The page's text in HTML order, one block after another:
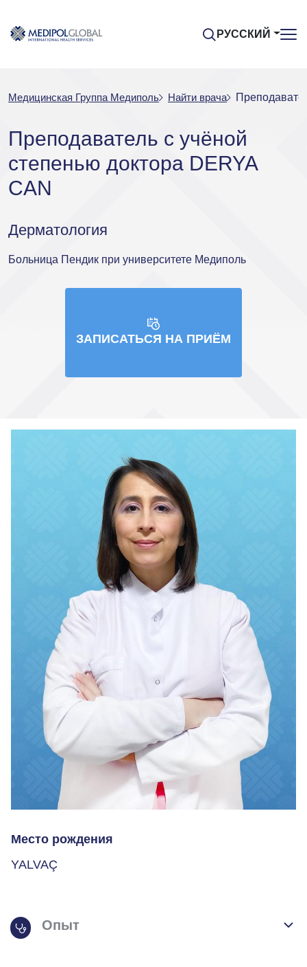
РУССКИЙ
Медицинская Группа Медиполь Найти врача
Преподаватель с учёной
степенью доктора DERYA
CAN
Дерматология
Больница Пендик при университете Медиполь
ЗАПИСАТЬСЯ НА ПРИЁМ
Место рождения
YALVAÇ
Опыт